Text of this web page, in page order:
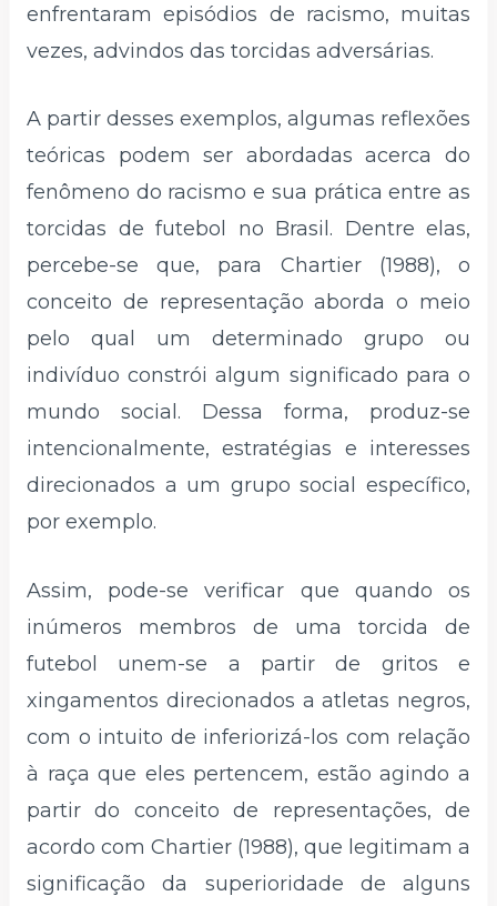
enfrentaram episódios de racismo, muitas
vezes, advindos das torcidas adversárias.
A partir desses exemplos, algumas reflexões
teóricas podem ser abordadas acerca do
fenômeno do racismo e sua prática entre as
torcidas de futebol no Brasil. Dentre elas,
percebe-se que, para Chartier (1988), o
conceito de representação aborda o meio
pelo qual um determinado grupo ou
indivíduo constrói algum significado para o
mundo social. Dessa forma, produz-se
intencionalmente, estratégias e interesses
direcionados a um grupo social específico,
por exemplo.
Assim, pode-se verificar que quando os
inúmeros membros de uma torcida de
futebol unem-se a partir de gritos e
xingamentos direcionados a atletas negros,
com o intuito de inferiorizá-los com relação
à raça que eles pertencem, estão agindo a
partir do conceito de representações, de
acordo com Chartier (1988), que legitimam a
significação da superioridade de alguns